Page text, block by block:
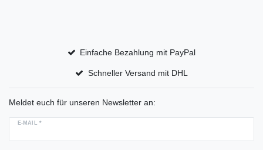
Einfache Bezahlung mit PayPal
Schneller Versand mit DHL
Meldet euch für unseren Newsletter an:
E-MAIL *